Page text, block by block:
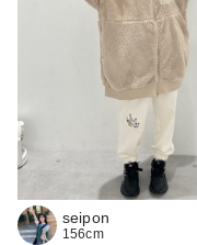
seipon
156cm